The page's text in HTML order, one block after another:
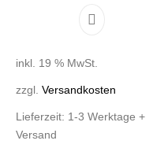
inkl. 19 % MwSt.
zzgl.Versandkosten
Lieferzeit: 1-3 Werktage +
Versand